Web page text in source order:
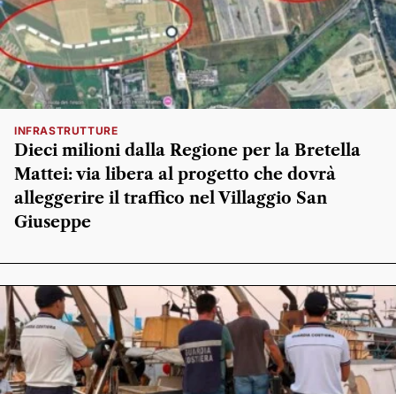
INFRASTRUTTURE
Dieci milioni dalla Regione per la Bretella
Mattei: via libera al progetto che dovrà
alleggerire il traffico nel Villaggio San
Giuseppe